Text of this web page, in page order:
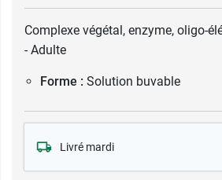
Complexe végétal, enzyme, oligo-
- Adulte
Forme : Solution buvable
Livré mardi